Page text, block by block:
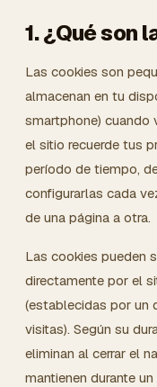
1. ¿Qué son
Las cookies son
almacenan en tu
smartphone) cuando
el sitio recuerde tus
período de tiempo,
configurarlas cada
de una página a otra.
Las cookies pueden
directamente por el
(establecidas por un
visitas). Según su
eliminan al cerrar el
mantienen durante